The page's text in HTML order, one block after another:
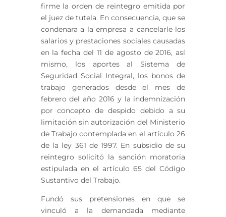
firme la orden de reintegro emitida por
el juez de tutela. En consecuencia, que se
condenara a la empresa a cancelarle los
salarios y prestaciones sociales causadas
en la fecha del 11 de agosto de 2016, así
mismo, los aportes al Sistema de
Seguridad Social Integral, los bonos de
trabajo generados desde el mes de
febrero del año 2016 y la indemnización
por concepto de despido debido a su
limitación sin autorización del Ministerio
de Trabajo contemplada en el artículo 26
de la ley 361 de 1997. En subsidio de su
reintegro solicitó la sanción moratoria
estipulada en el artículo 65 del Código
Sustantivo del Trabajo.
Fundó sus pretensiones en que se
vinculó a la demandada mediante